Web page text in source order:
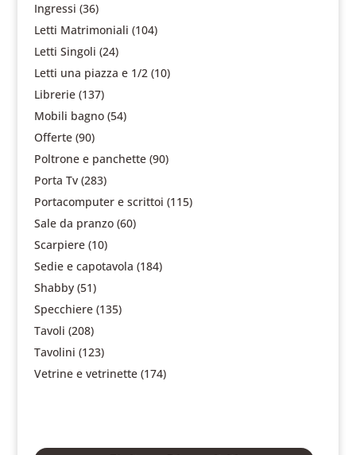
Ingressi (36)
Letti Matrimoniali (104)
Letti Singoli (24)
Letti una piazza e 1/2 (10)
Librerie (137)
Mobili bagno (54)
Offerte (90)
Poltrone e panchette (90)
Porta Tv (283)
Portacomputer e scrittoi (115)
Sale da pranzo (60)
Scarpiere (10)
Sedie e capotavola (184)
Shabby (51)
Specchiere (135)
Tavoli (208)
Tavolini (123)
Vetrine e vetrinette (174)